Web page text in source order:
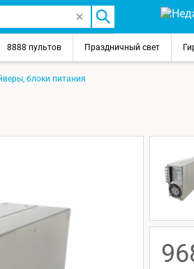
8888 пультов Праздничный свет
блоки питания